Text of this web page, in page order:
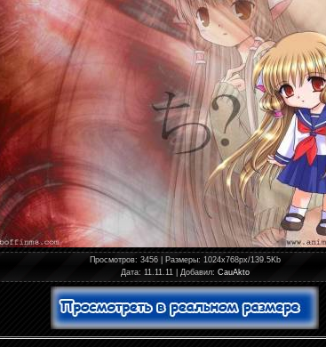
Просмотров: 3456 | Размеры: 1024x768px/139.5Kb
Дата: 11.11.11 | Добавил: CauAkto